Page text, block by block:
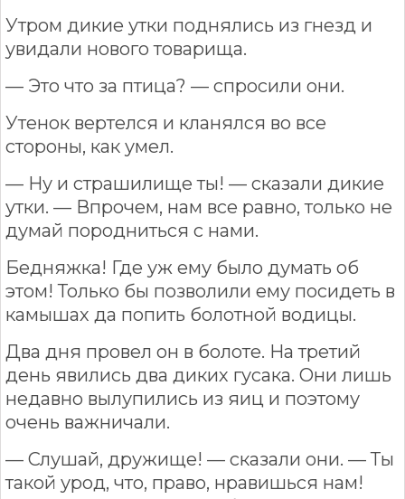
Утром дикие утки поднялись из гнезд и
увидали нового товарища.
— Это что за птица? — спросили они.
Утенок вертелся и кланялся во все
стороны, как умел.
— Ну и страшилище ты! — сказали дикие
утки. — Впрочем, нам все равно, только не
думай породниться с нами.
Бедняжка! Где уж ему было думать об
этом! Только бы позволили ему посидеть в
камышах да попить болотной водицы.
Два дня провел он в болоте. На третий
день явились два диких гусака. Они лишь
недавно вылупились из яиц и поэтому
очень важничали.
— Слушай, дружище! — сказали они. — Ты
такой урод, что, право, нравишься нам!